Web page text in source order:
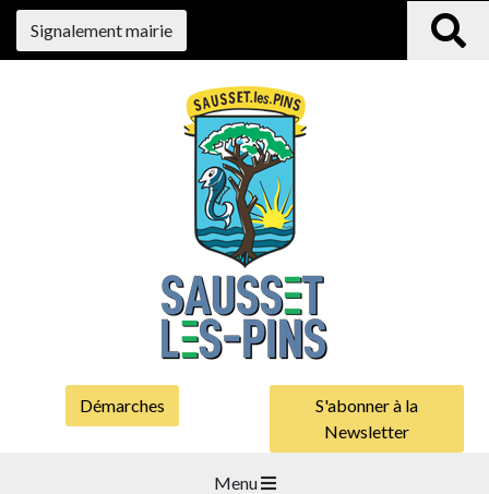
Signalement mairie
Démarches
S'abonner à la
Newsletter
Menu